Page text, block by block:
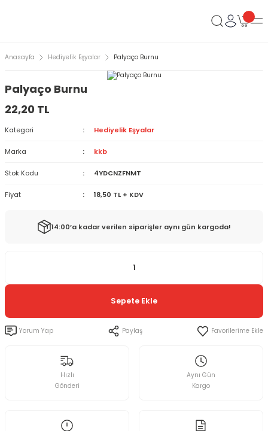
Anasayfa Hediyelik Eşyalar Palyaço Burnu
Palyaço Burnu
22,20 TL
Kategori Hediyelik Eşyalar
Marka kkb
Stok Kodu 4YDCNZFNMT
Fiyat 18,50 TL + KDV
14:00’a kadar verilen siparişler aynı gün kargoda!
Sepete Ekle
Yorum Yap Paylaş
Hızlı
Gönderi
Aynı Gün
Kargo